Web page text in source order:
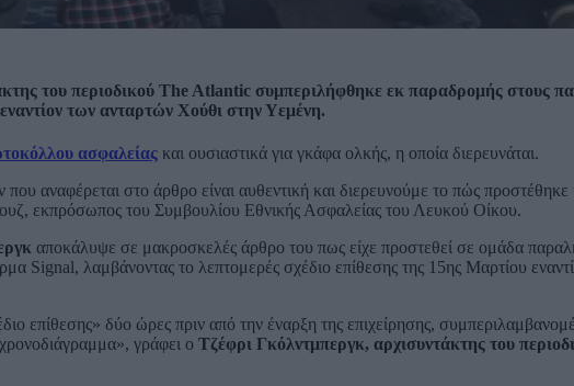
του περιοδικού The Atlantic συμπεριλήφθηκε εκ παραδρομής στους
των ανταρτών Χούθι στην Υεμένη.
ασφαλείας και ουσιαστικά για γκάφα ολκής, η οποία διερευνάται.
αναφέρεται στο άρθρο είναι αυθεντική και διερευνούμε το πώς προστέθηκε
εκπρόσωπος του Συμβουλίου Εθνικής Ασφαλείας του Λευκού Οίκου.
αποκάλυψε σε μακροσκελές άρθρο του πως είχε προστεθεί σε ομάδα
Signal, λαμβάνοντας το λεπτομερές σχέδιο επίθεσης της 15ης Μαρτίου
επίθεσης» δύο ώρες πριν από την έναρξη της επιχείρησης,
γράφει ο Τζέφρι Γκόλντμπεργκ, αρχισυντάκτης του